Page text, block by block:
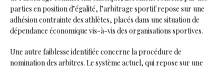
parties en position d’égalité, l’arbitrage sportif repose sur une
adhésion contrainte des athlètes, placés dans une situation de
dépendance économique vis-à-vis des organisations sportives.
Une autre faiblesse identifiée concerne la procédure de
nomination des arbitres. Le système actuel, qui repose sur une